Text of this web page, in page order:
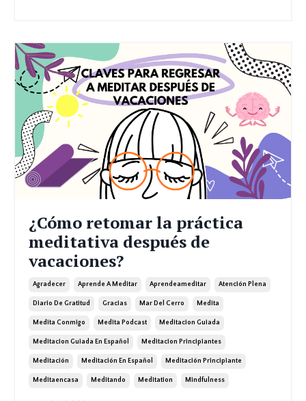
¿Cómo retomar la práctica
meditativa después de
vacaciones?
Agradecer Aprende A Meditar Aprendeameditar Atención Plena
Diario De Gratitud Gracias Mar Del Cerro Medita
Medita Conmigo Medita Podcast Meditacion Guiada
Meditacion Guiada En Español Meditacion Principiantes
Meditación Meditación En Español Meditación Principiante
Meditaencasa Meditando Meditation Mindfulness